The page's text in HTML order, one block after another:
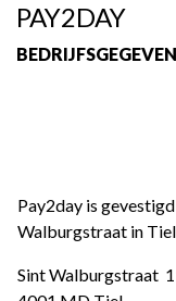
PAY2DAY
Pay2day is
Walburgstraat in
Sint Walburgstraat